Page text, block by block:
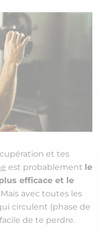
et tes
est probablement le
efficace et le
Mais avec toutes les
circulent (phase de
de te perdre.